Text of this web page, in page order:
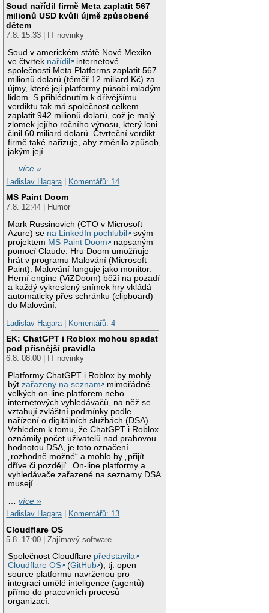
Soud nařídil firmě Meta zaplatit 567
milionů USD kvůli újmě způsobené
dětem
7.8. 15:33 | IT novinky
Soud v americkém státě Nové Mexiko
ve čtvrtek nařídil
internetové
společnosti Meta Platforms zaplatit 567
milionů dolarů (téměř 12 miliard Kč) za
újmy, které její platformy působí mladým
lidem. S přihlédnutím k dřívějšímu
verdiktu tak má společnost celkem
zaplatit 942 milionů dolarů, což je malý
zlomek jejího ročního výnosu, který loni
činil 60 miliard dolarů. Čtvrteční verdikt
firmě také nařizuje, aby změnila způsob,
jakým její
…více »
Ladislav Hagara
Komentářů: 14
MS Paint Doom
7.8. 12:44 | Humor
Mark Russinovich (CTO v Microsoft
Azure) se na LinkedIn pochlubil
svým
projektem MS Paint Doom
napsaným
pomocí Claude. Hru Doom umožňuje
hrát v programu Malování (Microsoft
Paint). Malování funguje jako monitor.
Herní engine (ViZDoom) běží na pozadí
a každý vykreslený snímek hry vkládá
automaticky přes schránku (clipboard)
do Malování.
Ladislav Hagara | Komentářů: 4
EK: ChatGPT i Roblox mohou spadat
pod přísnější pravidla
6.8. 08:00 | IT novinky
Platformy ChatGPT i Roblox by mohly
býtzařazeny na seznam
mimořádně
velkých on-line platforem nebo
internetových vyhledávačů, na něž se
vztahují zvláštní podmínky podle
nařízení o digitálních službách (DSA).
Vzhledem k tomu, že ChatGPT i Roblox
oznámily počet uživatelů nad prahovou
hodnotou DSA, je toto označení
„rozhodně možné“ a mohlo by „přijít
dříve či později“. On-line platformy a
vyhledávače zařazené na seznamy DSA
musejí
…více »
Ladislav Hagara| Komentářů: 13
Cloudflare OS
5.8. 17:00 | Zajímavý software
Společnost Cloudflare představila
Cloudflare OS
(GitHub ), tj. open
source platformu navrženou pro
integraci umělé inteligence (agentů)
přímo do pracovních procesů
organizací.